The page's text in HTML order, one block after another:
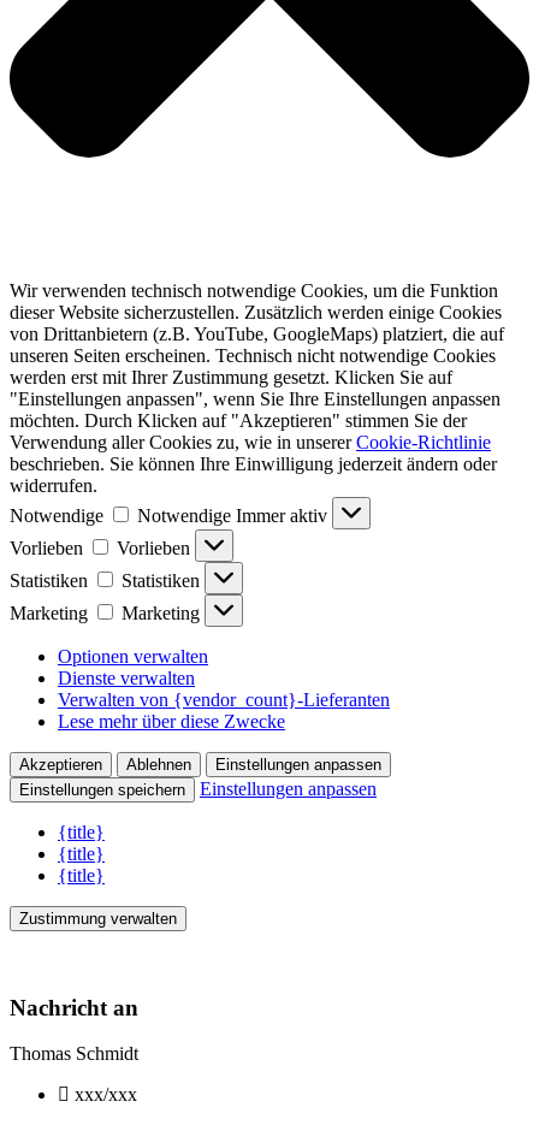
Wir verwenden technisch notwendige Cookies, um die Funktion
dieser Website sicherzustellen. Zusätzlich werden einige Cookies
von Drittanbietern (z.B. YouTube, GoogleMaps) platziert, die auf
unseren Seiten erscheinen. Technisch nicht notwendige Cookies
werden erst mit Ihrer Zustimmung gesetzt. Klicken Sie auf
"Einstellungen anpassen", wenn Sie Ihre Einstellungen anpassen
möchten. Durch Klicken auf "Akzeptieren" stimmen Sie der
Verwendung aller Cookies zu, wie in unsererCookie-Richtlinie
beschrieben. Sie können Ihre Einwilligung jederzeit ändern oder
widerrufen.
Notwendige
Notwendige Immer aktiv
Vorlieben
Vorlieben
Statistiken
Statistiken
Marketing
Marketing
Optionen verwalten
Dienste verwalten
Verwalten von {vendor_count}-Lieferanten
Lese mehr über diese Zwecke
Akzeptieren Ablehnen
Einstellungen anpassen
Einstellungen speichern
Einstellungen anpassen
{title}
{title}
{title}
Zustimmung verwalten
Nachricht an
Thomas Schmidt
xxx/xxx